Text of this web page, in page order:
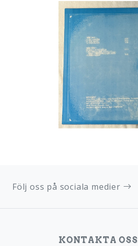
Följ oss på sociala medier
KONTAKTA OSS